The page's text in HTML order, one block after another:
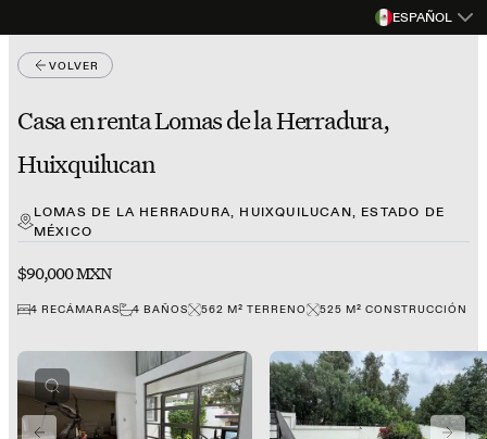
ESPAÑOL
VOLVER
Casa en renta Lomas de la Herradura,
Huixquilucan
LOMAS DE LA HERRADURA, HUIXQUILUCAN, ESTADO DE
MÉXICO
$90,000 MXN
4 RECÁMARAS 4 BAÑOS 562 M² TERRENO 525 M² CONSTRUCCIÓN